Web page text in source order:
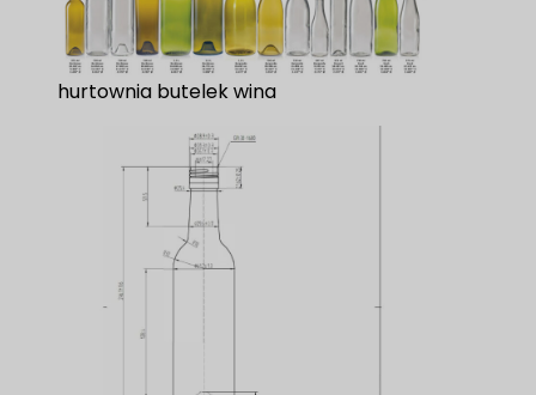
hurtownia butelek wina